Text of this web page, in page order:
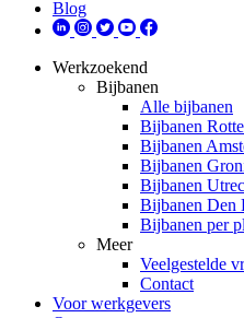
Blog
Werkzoekend
Bijbanen
Alle bijbanen
Bijbanen
Bijbanen
Bijbanen
Bijbanen
Bijbanen Den
Bijbanen per
Meer
Veelgestelde
Contact
Voor werkgevers